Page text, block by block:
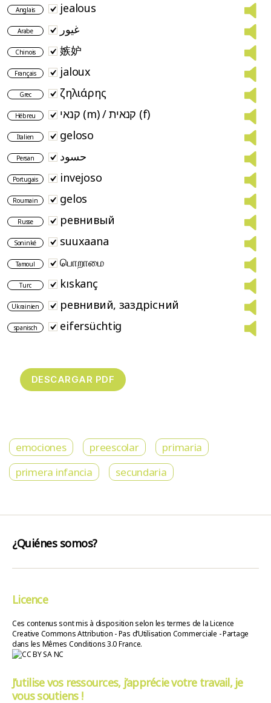
Anglais jealous
Arabe غيور
Chinois 嫉妒
Français jaloux
Grec ζηλιάρης
Hébreu קנאי (m) / קנאית (f)
Italien geloso
Persan حسود
Portugais invejoso
Roumain gelos
Russe ревнивый
Soninké suuxaana
Tamoul பொறாமை
Turc kıskanç
Ukrainien ревнивий, заздрісний
spanisch eifersüchtig
emociones preescolar
primaria
primera infancia
secundaria
¿Quiénes somos?
Licence
Ces contenus sont mis à disposition selon les termes de la Licence
Creative Commons Attribution - Pas d’Utilisation Commerciale - Partage
dans les Mêmes Conditions 3.0 France.
J’utilise vos ressources, j’apprécie votre travail, je
vous soutiens !